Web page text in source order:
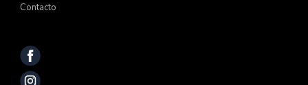
Contacto